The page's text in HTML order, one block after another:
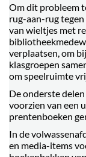
Om dit probleem
rug-aan-rug
van wieltjes met
verplaatsen, om
klasgroepen
om speelruimte
De onderste
voorzien van een
prentenboeken
In de
en media-items